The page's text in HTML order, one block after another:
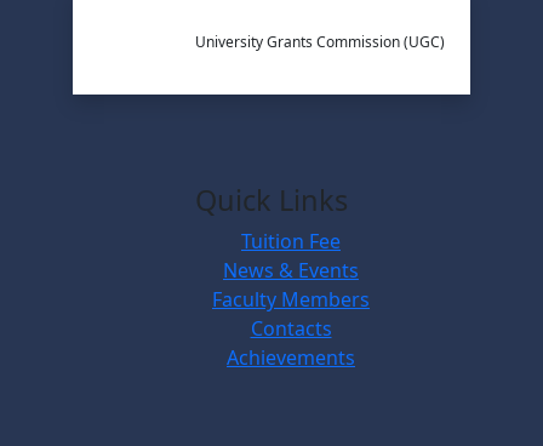
University Grants Commission (UGC)
Quick Links
Tuition Fee
News & Events
Faculty Members
Contacts
Achievements